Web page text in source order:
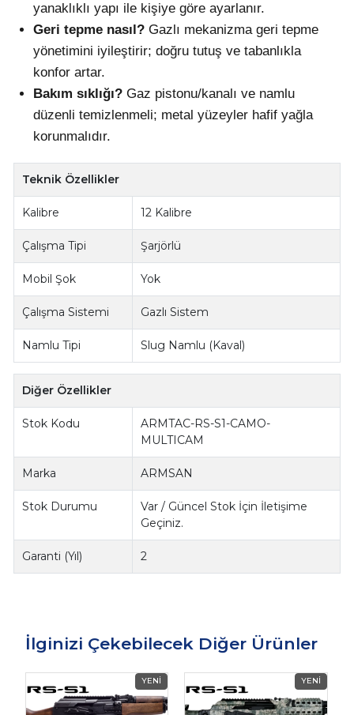
yanaklıklı yapı ile kişiye göre ayarlanır.
Geri tepme nasıl? Gazlı mekanizma geri tepme
yönetimini iyileştirir; doğru tutuş ve tabanlıkla
konfor artar.
Bakım sıklığı? Gaz pistonu/kanalı ve namlu
düzenli temizlenmeli; metal yüzeyler hafif yağla
korunmalıdır.
Teknik Özellikler
Kalibre 12 Kalibre
Çalışma Tipi Şarjörlü
Mobil Şok Yok
Çalışma Sistemi Gazlı Sistem
Namlu Tipi Slug Namlu (Kaval)
Diğer Özellikler
Stok Kodu
ARMTAC-RS-S1-CAMO-
MULTICAM
Marka ARMSAN
Stok Durumu
Var / Güncel Stok İçin İletişime
Geçiniz.
Garanti (Yıl) 2
İlginizi Çekebilecek Diğer Ürünler